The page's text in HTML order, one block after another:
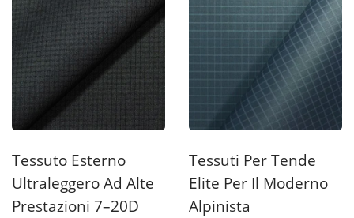
Tessuto Esterno
Ultraleggero Ad Alte
Prestazioni 7–20D
Tessuti Per Tende
Elite Per Il Moderno
Alpinista